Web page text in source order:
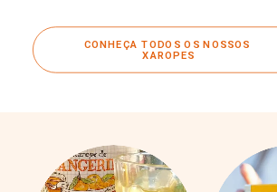
CONHEÇA TODOS OS NOSSOS
XAROPES